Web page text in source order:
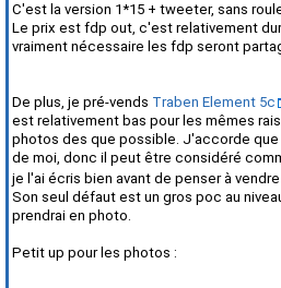
C'est la version 1*15 + tweeter, sans
Le prix est fdp out, c'est relativement
vraiment nécessaire les fdp seront
De plus, je pré-vends Traben Element 5c
est relativement bas pour les mêmes
photos des que possible. J'accorde
de moi, donc il peut être considéré
je l'ai écris bien avant de penser à
Son seul défaut est un gros poc au
prendrai en photo.
Petit up pour les photos :